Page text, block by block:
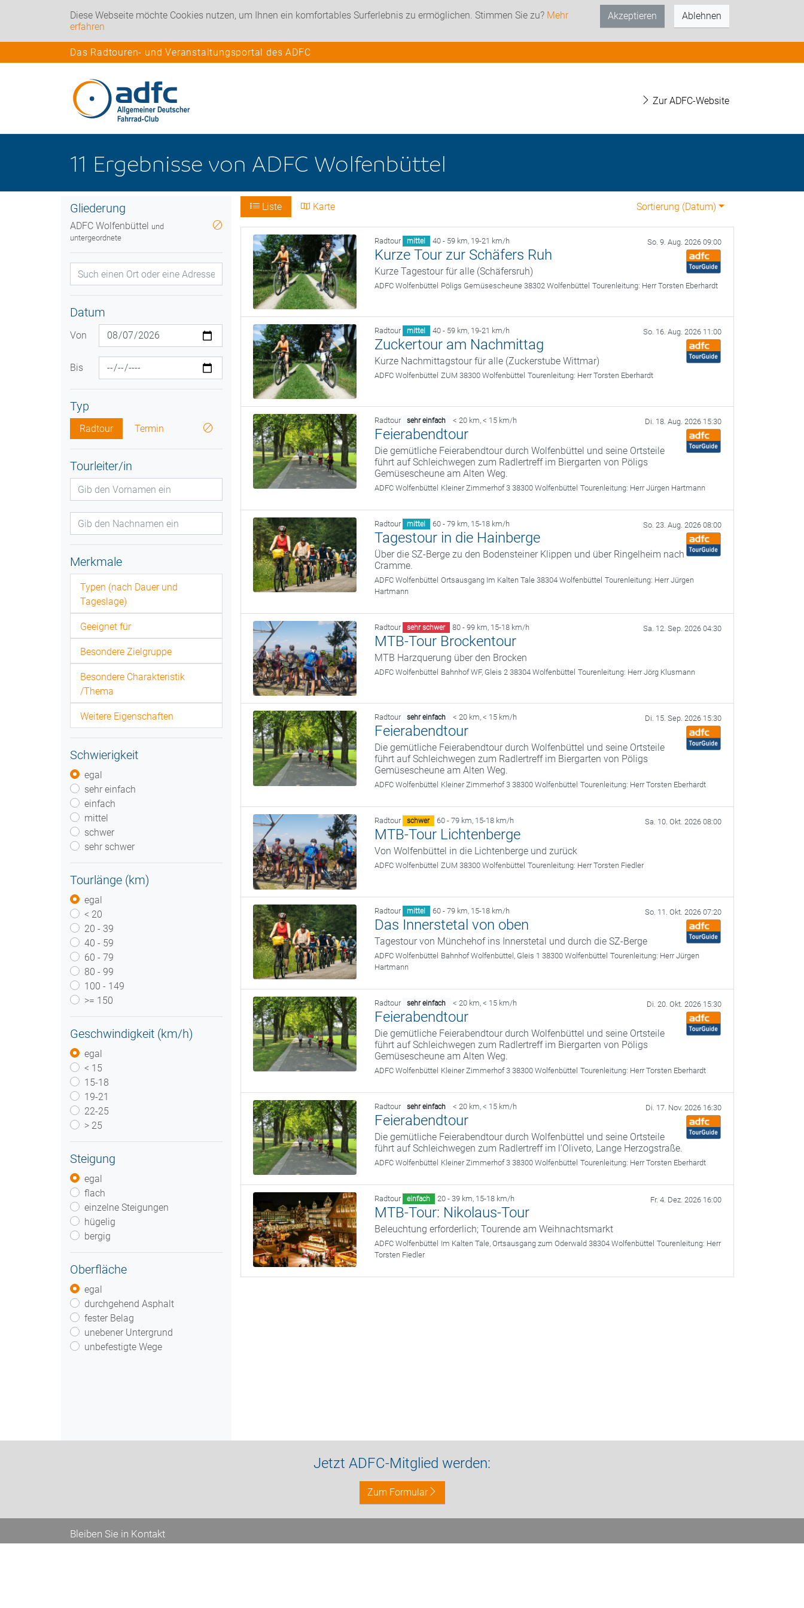
Diese Webseite möchte Cookies nutzen, um Ihnen ein komfortables Surferlebnis zu ermöglichen. Stimmen Sie zu? Mehr
erfahren
Akzeptieren Ablehnen
Das Radtouren- und Veranstaltungsportal des ADFC
Zur ADFC-Website
11 Ergebnisse von ADFC Wolfenbüttel
Gliederung
ADFC Wolfenbüttel und
untergeordnete
Datum
Von
Bis
Typ
Radtour Termin
Tourleiter/in
Merkmale
Typen (nach Dauer und
Tageslage)
Geeignet für
Besondere Zielgruppe
Besondere Charakteristik
/Thema
Weitere Eigenschaften
Schwierigkeit
egal
sehr einfach
einfach
mittel
schwer
sehr schwer
Tourlänge (km)
egal
< 20
20 - 39
40 - 59
60 - 79
80 - 99
100 - 149
>= 150
Geschwindigkeit (km/h)
egal
< 15
15-18
19-21
22-25
> 25
Steigung
egal
flach
einzelne Steigungen
hügelig
bergig
Oberfläche
egal
durchgehend Asphalt
fester Belag
unebener Untergrund
unbefestigte Wege
Liste Karte Sortierung (Datum)
Radtour mittel 40 - 59 km, 19-21 km/h So. 9. Aug. 2026 09:00
Kurze Tour zur Schäfers Ruh
Kurze Tagestour für alle (Schäfersruh)
ADFC Wolfenbüttel Pöligs Gemüsescheune 38302 Wolfenbüttel Tourenleitung: Herr Torsten Eberhardt
Radtour mittel 40 - 59 km, 19-21 km/h So. 16. Aug. 2026 11:00
Zuckertour am Nachmittag
Kurze Nachmittagstour für alle (Zuckerstube Wittmar)
ADFC Wolfenbüttel ZUM 38300 Wolfenbüttel Tourenleitung: Herr Torsten Eberhardt
Radtour sehr einfach < 20 km, < 15 km/h Di. 18. Aug. 2026 15:30
Feierabendtour
Die gemütliche Feierabendtour durch Wolfenbüttel und seine Ortsteile
führt auf Schleichwegen zum Radlertreff im Biergarten von Pöligs
Gemüsescheune am Alten Weg.
ADFC Wolfenbüttel Kleiner Zimmerhof 3 38300 Wolfenbüttel Tourenleitung: Herr Jürgen Hartmann
Radtour mittel 60 - 79 km, 15-18 km/h So. 23. Aug. 2026 08:00
Tagestour in die Hainberge
Über die SZ-Berge zu den Bodensteiner Klippen und über Ringelheim nach
Cramme.
ADFC Wolfenbüttel Ortsausgang Im Kalten Tale 38304 Wolfenbüttel Tourenleitung: Herr Jürgen
Hartmann
Radtour sehr schwer 80 - 99 km, 15-18 km/h Sa. 12. Sep. 2026 04:30
MTB-Tour Brockentour
MTB Harzquerung über den Brocken
ADFC Wolfenbüttel Bahnhof WF, Gleis 2 38304 Wolfenbüttel Tourenleitung: Herr Jörg Klusmann
Radtour sehr einfach < 20 km, < 15 km/h Di. 15. Sep. 2026 15:30
Feierabendtour
Die gemütliche Feierabendtour durch Wolfenbüttel und seine Ortsteile
führt auf Schleichwegen zum Radlertreff im Biergarten von Pöligs
Gemüsescheune am Alten Weg.
ADFC Wolfenbüttel Kleiner Zimmerhof 3 38300 Wolfenbüttel Tourenleitung: Herr Torsten Eberhardt
Radtour schwer 60 - 79 km, 15-18 km/h Sa. 10. Okt. 2026 08:00
MTB-Tour Lichtenberge
Von Wolfenbüttel in die Lichtenberge und zurück
ADFC Wolfenbüttel ZUM 38300 Wolfenbüttel Tourenleitung: Herr Torsten Fiedler
Radtour mittel 60 - 79 km, 15-18 km/h So. 11. Okt. 2026 07:20
Das Innerstetal von oben
Tagestour von Münchehof ins Innerstetal und durch die SZ-Berge
ADFC Wolfenbüttel Bahnhof Wolfenbüttel, Gleis 1 38300 Wolfenbüttel Tourenleitung: Herr Jürgen
Hartmann
Radtour sehr einfach < 20 km, < 15 km/h Di. 20. Okt. 2026 15:30
Feierabendtour
Die gemütliche Feierabendtour durch Wolfenbüttel und seine Ortsteile
führt auf Schleichwegen zum Radlertreff im Biergarten von Pöligs
Gemüsescheune am Alten Weg.
ADFC Wolfenbüttel Kleiner Zimmerhof 3 38300 Wolfenbüttel Tourenleitung: Herr Torsten Eberhardt
Radtour sehr einfach < 20 km, < 15 km/h Di. 17. Nov. 2026 16:30
Feierabendtour
Die gemütliche Feierabendtour durch Wolfenbüttel und seine Ortsteile
führt auf Schleichwegen zum Radlertreff im l'Oliveto, Lange Herzogstraße.
ADFC Wolfenbüttel Kleiner Zimmerhof 3 38300 Wolfenbüttel Tourenleitung: Herr Torsten Eberhardt
Radtour einfach 20 - 39 km, 15-18 km/h Fr. 4. Dez. 2026 16:00
MTB-Tour: Nikolaus-Tour
Beleuchtung erforderlich; Tourende am Weihnachtsmarkt
ADFC Wolfenbüttel Im Kalten Tale, Ortsausgang zum Oderwald 38304 Wolfenbüttel Tourenleitung: Herr
Torsten Fiedler
Jetzt ADFC-Mitglied werden:
Zum Formular
Bleiben Sie in Kontakt